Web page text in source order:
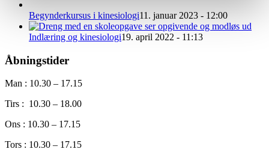
Begynderkursus i kinesiologi11. januar 2023 - 12:00
Indlæring og kinesiologi19. april 2022 - 11:13
Åbningstider
Man : 10.30 – 17.15
Tirs : 10.30 – 18.00
Ons : 10.30 – 17.15
Tors : 10.30 – 17.15